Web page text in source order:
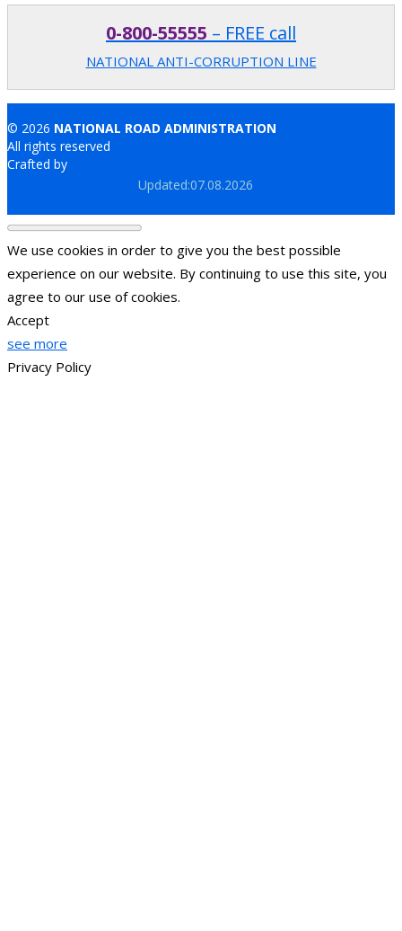
0-800-55555 – FREE call
NATIONAL ANTI-CORRUPTION LINE
© 2026 NATIONAL ROAD ADMINISTRATION
All rights reserved
Crafted by
Updated:07.08.2026
We use cookies in order to give you the best possible
experience on our website. By continuing to use this site, you
agree to our use of cookies.
Accept
see more
Privacy Policy